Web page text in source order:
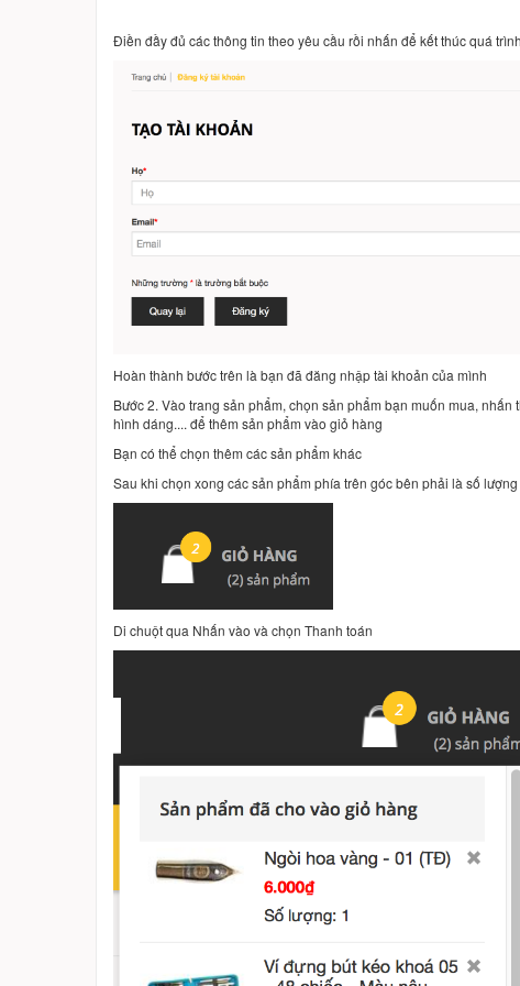
Điền đầy đủ các thông tin theo yêu cầu rồi nhấn để kết thúc quá
Hoàn thành bước trên là bạn đã đăng nhập tài khoản của mình
Bước 2. Vào trang sản phẩm, chọn sản phẩm bạn muốn mua,
hình dáng.... để thêm sản phẩm vào giỏ hàng
Bạn có thể chọn thêm các sản phẩm khác
Sau khi chọn xong các sản phẩm phía trên góc bên phải là số
Di chuột qua Nhấn vào và chọn Thanh toán